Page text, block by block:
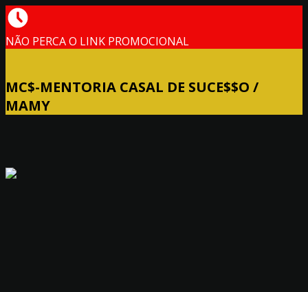
NÃO PERCA O LINK PROMOCIONAL
MC$-MENTORIA CASAL DE SUCE$$O /
MAMY